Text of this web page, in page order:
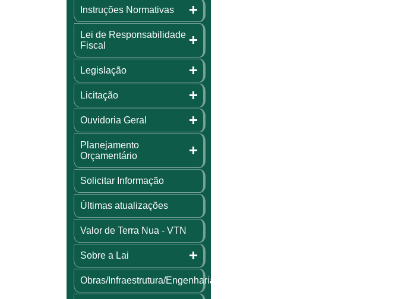
Instruções Normativas
Lei de Responsabilidade
Fiscal
Legislação
Licitação
Ouvidoria Geral
Planejamento
Orçamentário
Solicitar Informação
Últimas atualizações
Valor de Terra Nua - VTN
Sobre a Lai
Obras/Infraestrutura/Engenharia